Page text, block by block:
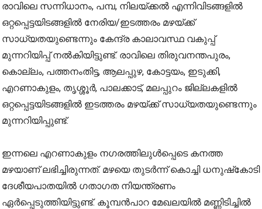
രാവിലെ സന്നിധാനം, പമ്പ, നിലയ്ക്കല്‍ എന്നിവിടങ്ങളില്‍
ഒറ്റപ്പെട്ടയിടങ്ങളില്‍ നേരിയ/ഇടത്തരം മഴയ്ക്ക്
സാധ്യതയുണ്ടെന്നും കേന്ദ്ര കാലാവസ്ഥ വകുപ്പ്
മുന്നറിയിപ്പ് നല്‍കിയിട്ടുണ്ട്. രാവിലെ തിരുവനന്തപുരം,
കൊല്ലം, പത്തനംതിട്ട, ആലപ്പുഴ, കോട്ടയം, ഇടുക്കി,
എറണാകുളം, തൃശ്ശൂര്‍, പാലക്കാട്, മലപ്പുറം ജില്ലകളില്‍
ഒറ്റപ്പെട്ടയിടങ്ങളില്‍ ഇടത്തരം മഴയ്ക്ക് സാധ്യതയുണ്ടെന്നും
മുന്നറിയിപ്പുണ്ട്.
ഇന്നലെ എറണാകുളം നഗരത്തിലുള്‍പ്പെടെ കനത്ത
മഴയാണ് ലഭിച്ചിരുന്നത്. മഴയെ തുടര്‍ന്ന് കൊച്ചി ധനുഷ്‌കോടി
ദേശീയപാതയില്‍ ഗതാഗത നിയന്ത്രണം
ഏര്‍പ്പെടുത്തിയിട്ടുണ്ട്. കൂമ്പന്‍പാറ മേഖലയില്‍ മണ്ണിടിച്ചില്‍